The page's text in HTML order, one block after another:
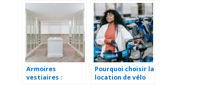
role essentiel du
transport
logistique
logiciels : une
solution efficace
pour les
entreprises
Armoires
vestiaires :
Pourquoi choisir la
location de vélo